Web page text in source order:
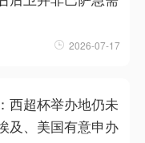
2026-07-17
西超杯举办地仍未
及、美国有意申办